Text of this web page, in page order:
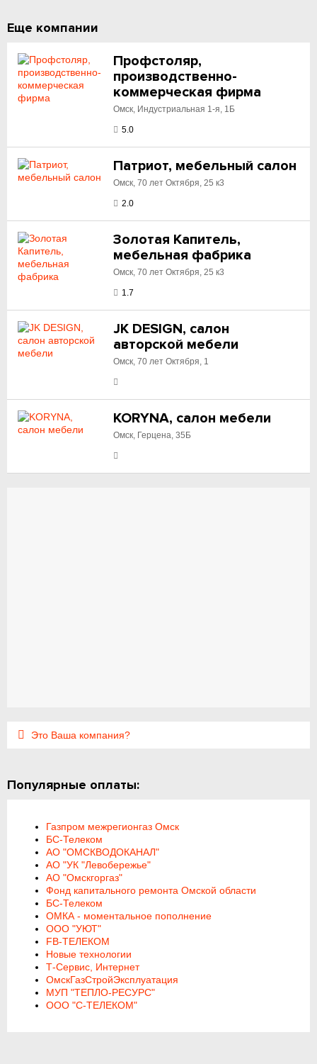
Еще компании
Профстоляр,
производственно-
коммерческая фирма
Омск, Индустриальная 1-я, 1Б
5.0
Патриот, мебельный салон
Омск, 70 лет Октября, 25 к3
2.0
Золотая Капитель,
мебельная фабрика
Омск, 70 лет Октября, 25 к3
1.7
JK DESIGN, салон
авторской мебели
Омск, 70 лет Октября, 1
KORYNA, салон мебели
Омск, Герцена, 35Б
Это Ваша компания?
Популярные оплаты:
Газпром межрегионгаз Омск
БС-Телеком
АО "ОМСКВОДОКАНАЛ"
АО "УК "Левобережье"
АО "Омскгоргаз"
Фонд капитального ремонта Омской области
БС-Телеком
ОМКА - моментальное пополнение
ООО "УЮТ"
FB-ТЕЛЕКОМ
Новые технологии
Т-Сервис, Интернет
ОмскГазСтройЭксплуатация
МУП "ТЕПЛО-РЕСУРС"
ООО "С-ТЕЛЕКОМ"